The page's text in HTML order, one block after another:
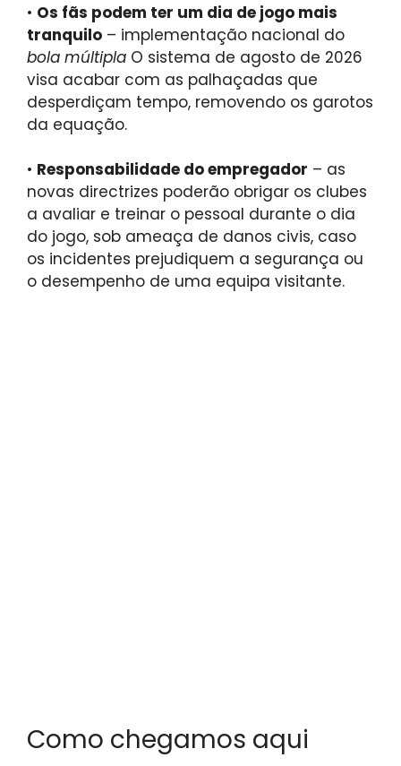
• Os fãs podem ter um dia de jogo mais
tranquilo – implementação nacional do
bola múltipla O sistema de agosto de 2026
visa acabar com as palhaçadas que
desperdiçam tempo, removendo os garotos
da equação.
• Responsabilidade do empregador – as
novas directrizes poderão obrigar os clubes
a avaliar e treinar o pessoal durante o dia
do jogo, sob ameaça de danos civis, caso
os incidentes prejudiquem a segurança ou
o desempenho de uma equipa visitante.
Como chegamos aqui